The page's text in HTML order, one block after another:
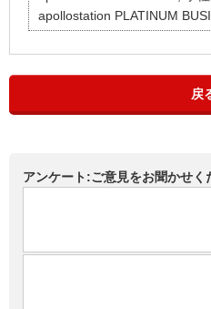
apollostation PLATINUM
戻
アンケート:ご意見をお聞かせく